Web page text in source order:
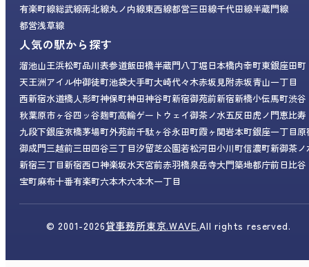
有楽町線総武線南北線丸ノ内線東西線都営三田線千代田線半蔵門線
都営浅草線
人気の駅から探す
溜池山王浜松町品川表参道飯田橋半蔵門八丁堀日本橋内幸町東銀座田町
天王洲アイル仲御徒町池袋大手町大崎代々木赤坂見附赤坂青山一丁目
西新宿水道橋人形町神保町神田神谷町新宿御苑前新宿新橋小伝馬町渋谷
秋葉原市ヶ谷四ッ谷麹町高輪ゲートウェイ御茶ノ水五反田虎ノ門恵比寿
九段下銀座京橋茅場町外苑前千駄ヶ谷永田町霞ヶ関岩本町銀座一丁目原
御成門三越前三田四谷三丁目汐留芝公園若松河田小川町信濃町新御茶ノ
新宿三丁目新宿西口神楽坂水天宮前赤羽橋泉岳寺大門築地都庁前日比谷
宝町麻布十番有楽町六本木六本木一丁目
© 2001-2026貸事務所東京.WAVE.All rights reserved.